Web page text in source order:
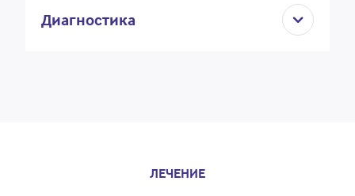
Диагностика
ЛЕЧЕНИЕ